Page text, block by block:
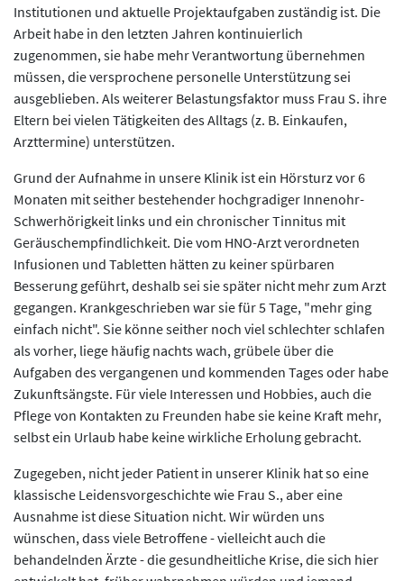
Institutionen und aktuelle Projektaufgaben zuständig ist. Die
Arbeit habe in den letzten Jahren kontinuierlich
zugenommen, sie habe mehr Verantwortung übernehmen
müssen, die versprochene personelle Unterstützung sei
ausgeblieben. Als weiterer Belastungsfaktor muss Frau S. ihre
Eltern bei vielen Tätigkeiten des Alltags (z. B. Einkaufen,
Arzttermine) unterstützen.
Grund der Aufnahme in unsere Klinik ist ein Hörsturz vor 6
Monaten mit seither bestehender hochgradiger Innenohr-
Schwerhörigkeit links und ein chronischer Tinnitus mit
Geräuschempfindlichkeit. Die vom HNO-Arzt verordneten
Infusionen und Tabletten hätten zu keiner spürbaren
Besserung geführt, deshalb sei sie später nicht mehr zum Arzt
gegangen. Krankgeschrieben war sie für 5 Tage, "mehr ging
einfach nicht". Sie könne seither noch viel schlechter schlafen
als vorher, liege häufig nachts wach, grübele über die
Aufgaben des vergangenen und kommenden Tages oder habe
Zukunftsängste. Für viele Interessen und Hobbies, auch die
Pflege von Kontakten zu Freunden habe sie keine Kraft mehr,
selbst ein Urlaub habe keine wirkliche Erholung gebracht.
Zugegeben, nicht jeder Patient in unserer Klinik hat so eine
klassische Leidensvorgeschichte wie Frau S., aber eine
Ausnahme ist diese Situation nicht. Wir würden uns
wünschen, dass viele Betroffene - vielleicht auch die
behandelnden Ärzte - die gesundheitliche Krise, die sich hier